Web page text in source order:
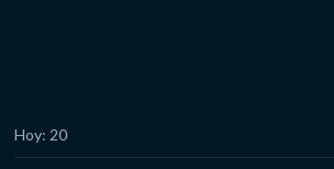
o
k
Hoy: 20